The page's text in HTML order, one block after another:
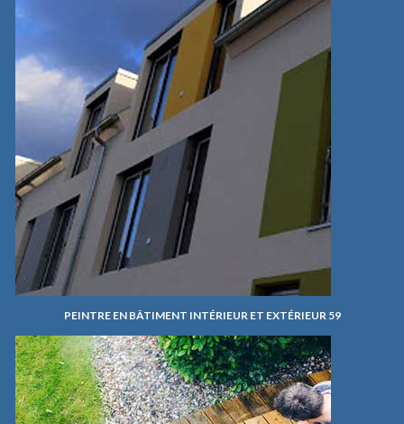
PEINTRE EN BÂTIMENT INTÉRIEUR ET EXTÉRIEUR 59